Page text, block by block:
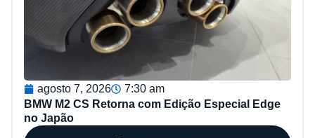
agosto 7, 2026
7:30 am
BMW M2 CS Retorna com Edição Especial Edge
no Japão